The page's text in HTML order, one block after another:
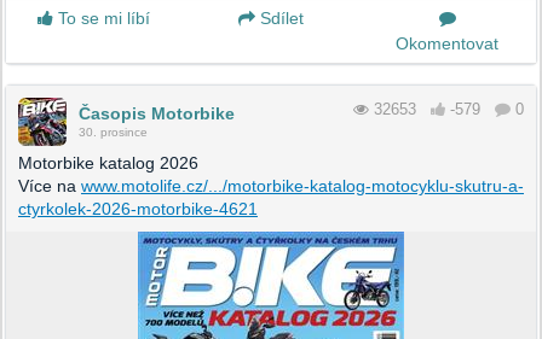
To se mi líbí
Sdílet
Okomentovat
Časopis Motorbike
30. prosince
32653 -579 0
Motorbike katalog 2026
Více na www.motolife.cz/.../motorbike-katalog-motocyklu-skutru-a-
ctyrkolek-2026-motorbike-4621